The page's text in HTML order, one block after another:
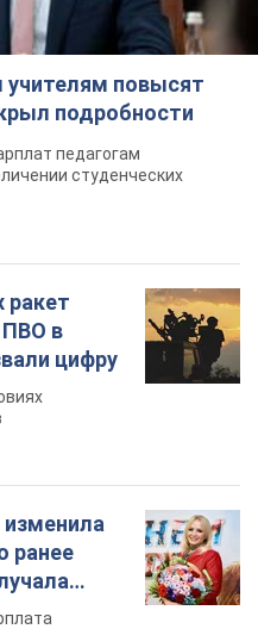
учителям повысят
подробности
педагогам
студенческих
ракет
ПВО в
цифру
изменила
ранее